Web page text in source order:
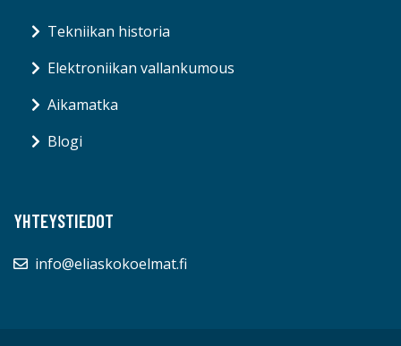
Tekniikan historia
Elektroniikan vallankumous
Aikamatka
Blogi
YHTEYSTIEDOT
info@eliaskokoelmat.fi